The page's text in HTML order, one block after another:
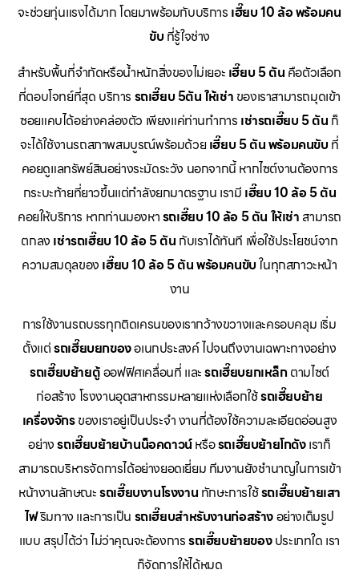
จะช่วยทุ่นแรงได้มาก โดยมาพร้อมกับบริการ เฮี๊ยบ 10 ล้อ พร้อมคน
ขับ ที่รู้ใจช่าง
สำหรับพื้นที่จำกัดหรือน้ำหนักสิ่งของไม่เยอะ เฮี๊ยบ 5 ตัน คือตัวเลือก
ที่ตอบโจทย์ที่สุด บริการ รถเฮี๊ยบ 5ตัน ให้เช่า ของเราสามารถมุดเข้า
ซอยแคบได้อย่างคล่องตัว เพียงแค่ท่านทำการ เช่ารถเฮี๊ยบ 5 ตัน ก็
จะได้ใช้งานรถสภาพสมบูรณ์พร้อมด้วย เฮี๊ยบ 5 ตัน พร้อมคนขับ ที่
คอยดูแลทรัพย์สินอย่างระมัดระวัง นอกจากนี้ หากไซต์งานต้องการ
กระบะท้ายที่ยาวขึ้นแต่กำลังยกมาตรฐาน เรามี เฮี๊ยบ 10 ล้อ 5 ตัน
คอยให้บริการ หากท่านมองหารถเฮี๊ยบ 10 ล้อ 5 ตัน ให้เช่า สามารถ
ตกลง เช่ารถเฮี๊ยบ 10 ล้อ 5 ตัน กับเราได้ทันที เพื่อใช้ประโยชน์จาก
ความสมดุลของ เฮี๊ยบ 10 ล้อ 5 ตัน พร้อมคนขับในทุกสภาวะหน้า
งาน
การใช้งานรถบรรทุกติดเครนของเรากว้างขวางและครอบคลุม เริ่ม
ตั้งแต่รถเฮี๊ยบยกของอเนกประสงค์ ไปจนถึงงานเฉพาะทางอย่าง
รถเฮี๊ยบย้ายตู้ออฟฟิศเคลื่อนที่ และรถเฮี๊ยบยกเหล็กตามไซต์
ก่อสร้าง โรงงานอุตสาหกรรมหลายแห่งเลือกใช้รถเฮี๊ยบย้าย
เครื่องจักรของเราอยู่เป็นประจำ งานที่ต้องใช้ความละเอียดอ่อนสูง
อย่างรถเฮี๊ยบย้ายบ้านน็อคดาวน์หรือรถเฮี๊ยบย้ายโกดังเราก็
สามารถบริหารจัดการได้อย่างยอดเยี่ยม ทีมงานยังชำนาญในการเข้า
หน้างานลักษณะรถเฮี๊ยบงานโรงงาน ทักษะการใช้รถเฮี๊ยบย้ายเสา
ไฟริมทาง และการเป็น รถเฮี๊ยบสำหรับงานก่อสร้างอย่างเต็มรูป
แบบ สรุปได้ว่า ไม่ว่าคุณจะต้องการรถเฮี๊ยบย้ายของประเภทใด เรา
ก็จัดการให้ได้หมด